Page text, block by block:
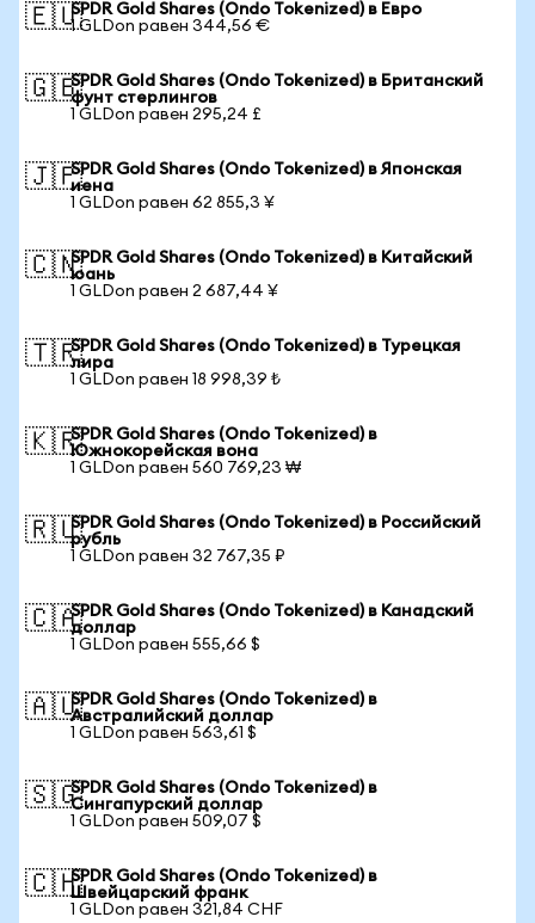
🇪🇺SPDR Gold Shares (Ondo Tokenized) в Евро
1 GLDon равен 344,56 €
🇬🇧SPDR Gold Shares (Ondo Tokenized) в Британский
фунт стерлингов
1 GLDon равен 295,24 £
🇯🇵SPDR Gold Shares (Ondo Tokenized) в Японская
иена
1 GLDon равен 62 855,3 ¥
🇨🇳SPDR Gold Shares (Ondo Tokenized) в Китайский
юань
1 GLDon равен 2 687,44 ¥
🇹🇷SPDR Gold Shares (Ondo Tokenized) в Турецкая
лира
1 GLDon равен 18 998,39 ₺
🇰🇷SPDR Gold Shares (Ondo Tokenized) в
Южнокорейская вона
1 GLDon равен 560 769,23 ₩
🇷🇺SPDR Gold Shares (Ondo Tokenized) в Российский
рубль
1 GLDon равен 32 767,35 ₽
🇨🇦SPDR Gold Shares (Ondo Tokenized) в Канадский
доллар
1 GLDon равен 555,66 $
🇦🇺SPDR Gold Shares (Ondo Tokenized) в
Австралийский доллар
1 GLDon равен 563,61 $
🇸🇬SPDR Gold Shares (Ondo Tokenized) в
Сингапурский доллар
1 GLDon равен 509,07 $
🇨🇭SPDR Gold Shares (Ondo Tokenized) в
Швейцарский франк
1 GLDon равен 321,84 CHF